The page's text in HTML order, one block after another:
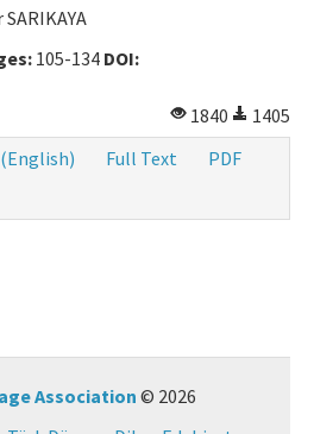
105-134 DOI:
1840
1405
Full Text
PDF
Association © 2026